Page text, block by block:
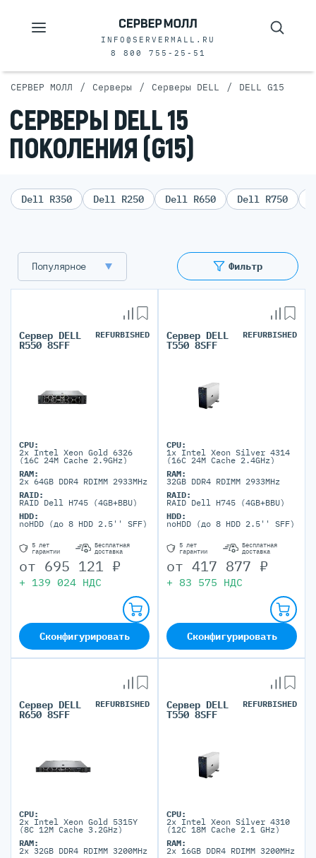
INFO@SERVERMALL.RU
8 800 755-25-51
СЕРВЕР МОЛЛ / Серверы / Серверы DELL / DELL G15
СЕРВЕРЫ DELL 15
ПОКОЛЕНИЯ (G15)
Dell R350 Dell R250 Dell R650 Dell R750
Фильтр
Популярное
Сервер DELL
R550 8SFF
REFURBISHED
CPU:
2x Intel Xeon Gold 6326
(16C 24M Cache 2.9GHz)
RAM:
2x 64GB DDR4 RDIMM 2933MHz
RAID:
RAID Dell H745 (4GB+BBU)
HDD:
noHDD (до 8 HDD 2.5'' SFF)
5 лет
гарантии
Бесплатная
доставка
от 695 121 ₽
+ 139 024 НДС
Сконфигурировать
Сервер DELL
T550 8SFF
REFURBISHED
CPU:
1x Intel Xeon Silver 4314
(16C 24M Cache 2.4GHz)
RAM:
32GB DDR4 RDIMM 2933MHz
RAID:
RAID Dell H745 (4GB+BBU)
HDD:
noHDD (до 8 HDD 2.5'' SFF)
5 лет
гарантии
Бесплатная
доставка
от 417 877 ₽
+ 83 575 НДС
Сконфигурировать
Сервер DELL
R650 8SFF
REFURBISHED
CPU:
2x Intel Xeon Gold 5315Y
(8C 12M Cache 3.2GHz)
RAM:
2x 32GB DDR4 RDIMM 3200MHz
Сервер DELL
T550 8SFF
REFURBISHED
CPU:
2x Intel Xeon Silver 4310
(12C 18M Cache 2.1 GHz)
RAM:
2x 16GB DDR4 RDIMM 3200MHz